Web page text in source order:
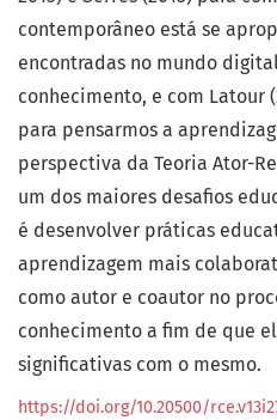
contemporâneo está se
encontradas no mundo
conhecimento, e com Latour
para pensarmos a
perspectiva da Teoria Ator-
um dos maiores desafios
é desenvolver práticas
aprendizagem mais
como autor e coautor no
conhecimento a fim de que
significativas com o mesmo.
https://doi.org/10.20500/